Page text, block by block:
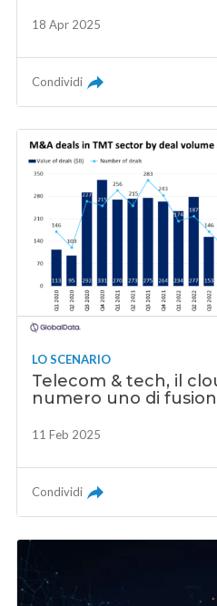
18 Apr 2025
Condividi
LO SCENARIO
Telecom & tech, il
numero uno di
11 Feb 2025
Condividi